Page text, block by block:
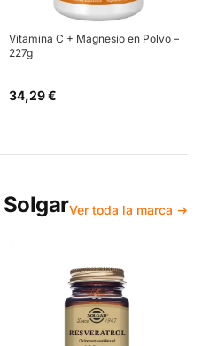
Vitamina C + Magnesio en Polvo –
227g
34,29 €
SolgarVer toda la marca →